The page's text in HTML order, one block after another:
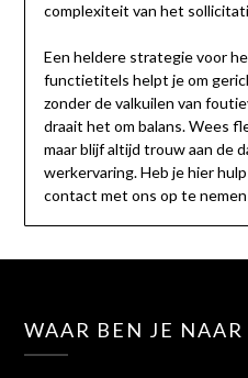
complexiteit van het
Een heldere strategie voor
functietitels helpt je om
zonder de valkuilen van
draait het om balans. Wees
maar blijf altijd trouw aan de
werkervaring. Heb je hier
contact met ons op te nemen
WAAR BEN JE NAAR